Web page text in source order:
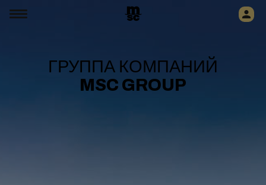
ГРУППА КОМПАНИЙ
MSC GROUP